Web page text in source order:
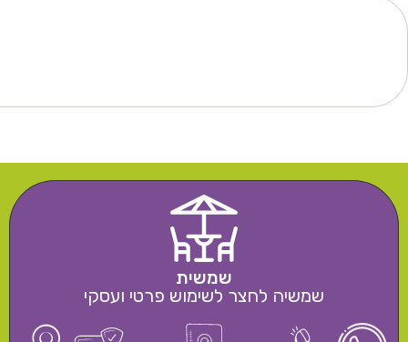
שמשיה לחצר לשימוש פרטי ועסקי
שמשית